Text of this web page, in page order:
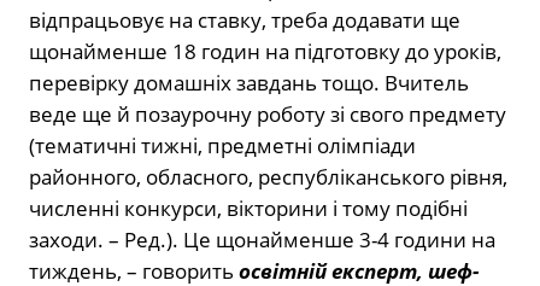
відпрацьовує на ставку, треба додавати ще
щонайменше 18 годин на підготовку до уроків,
перевірку домашніх завдань тощо. Вчитель
веде ще й позаурочну роботу зі свого предмету
(тематичні тижні, предметні олімпіади
районного, обласного, республіканського рівня,
численні конкурси, вікторини і тому подібні
заходи. – Ред.). Це щонайменше 3-4 години на
тиждень, – говорить освітній експерт, шеф-